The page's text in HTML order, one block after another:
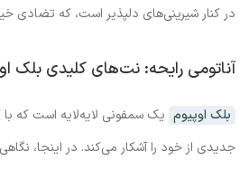
در کنار شیرینی‌های دلپذیر است، که تضادی
آناتومی رایحه: نت‌های کلیدی بلک
بلک اوپیوم یک سمفونی لایه‌لایه است که
جدیدی از خود را آشکار می‌کند. در اینجا،